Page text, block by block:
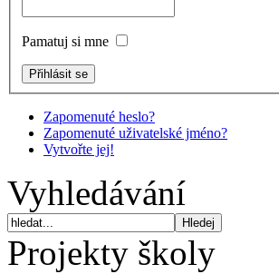
Pamatuj si mne
Zapomenuté heslo?
Zapomenuté uživatelské jméno?
Vytvořte jej!
Vyhledávání
Projekty školy